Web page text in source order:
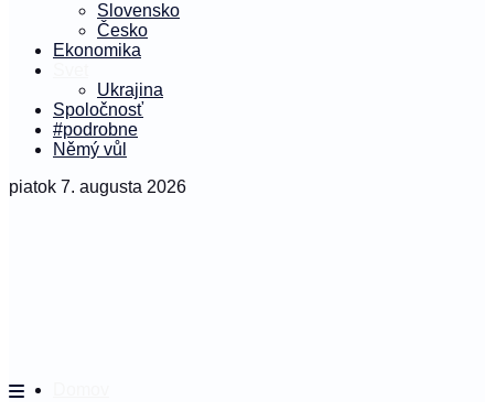
Slovensko
Česko
Ekonomika
Ukrajina
Spoločnosť
#podrobne
Němý vůl
piatok 7. augusta 2026